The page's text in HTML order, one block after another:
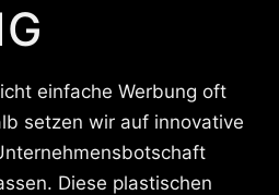
einfache Werbung oft
setzen wir auf innovative
Diese plastischen